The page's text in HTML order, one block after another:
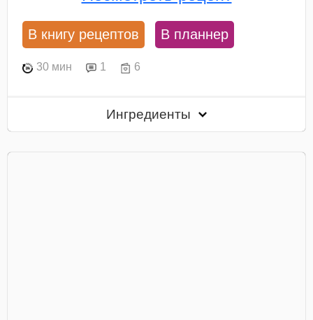
В книгу рецептов В планнер
30 мин 1 6
Ингредиенты